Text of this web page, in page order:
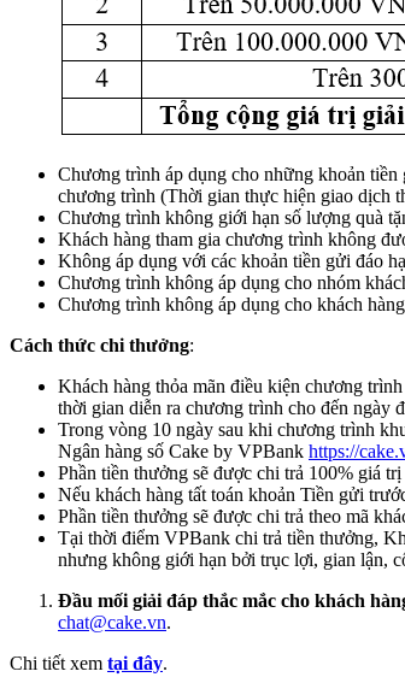
Chương trình áp dụng cho những khoản
chương trình (Thời gian thực hiện giao dịch
Chương trình không giới hạn số lượng quà
Khách hàng tham gia chương trình không
Không áp dụng với các khoản tiền gửi đáo
Chương trình không áp dụng cho nhóm
Chương trình không áp dụng cho khách
Cách thức chi thưởng:
Khách hàng thỏa mãn điều kiện chương
thời gian diễn ra chương trình cho đến ngày
Trong vòng 10 ngày sau khi chương trình
Ngân hàng số Cake by VPBank https://
Phần tiền thưởng sẽ được chi trả 100% giá
Nếu khách hàng tất toán khoản Tiền gửi
Phần tiền thưởng sẽ được chi trả theo mã
Tại thời điểm VPBank chi trả tiền thưởng,
nhưng không giới hạn bởi trục lợi, gian lận,
Đầu mối giải đáp thắc mắc cho khách
chat@cake.vn.
Chi tiết xem tại đây.